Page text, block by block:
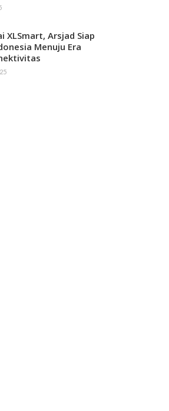
XLSmart, Arsjad Siap
Menuju Era